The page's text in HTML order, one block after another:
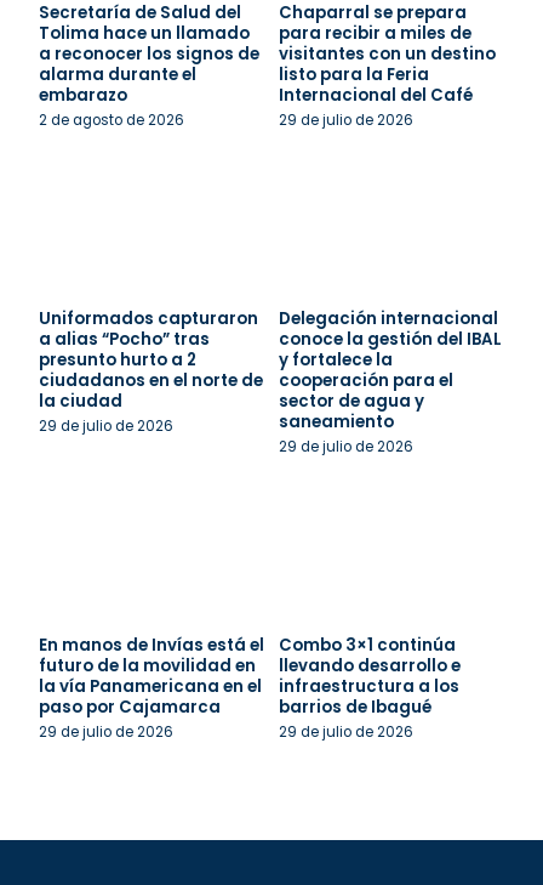
Secretaría de Salud del
Tolima hace un llamado
a reconocer los signos de
alarma durante el
embarazo
2 de agosto de 2026
Chaparral se prepara
para recibir a miles de
visitantes con un destino
listo para la Feria
Internacional del Café
29 de julio de 2026
Uniformados capturaron
a alias “Pocho” tras
presunto hurto a 2
ciudadanos en el norte de
la ciudad
29 de julio de 2026
Delegación internacional
conoce la gestión del IBAL
y fortalece la
cooperación para el
sector de agua y
saneamiento
29 de julio de 2026
En manos de Invías está el
futuro de la movilidad en
la vía Panamericana en el
paso por Cajamarca
29 de julio de 2026
Combo 3×1 continúa
llevando desarrollo e
infraestructura a los
barrios de Ibagué
29 de julio de 2026